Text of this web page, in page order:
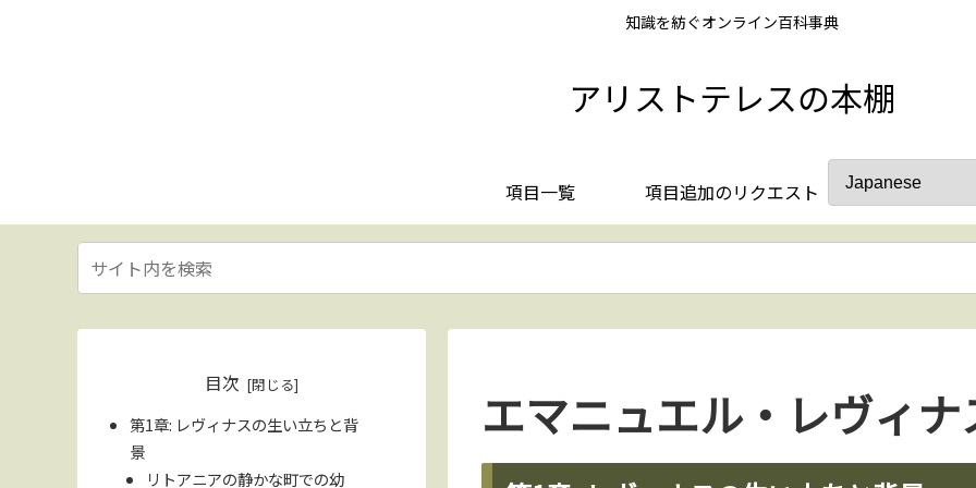
知識を紡ぐオンライン百科事典
アリストテレスの本棚
項目一覧 項目追加のリクエスト
エマニュエル・レヴィナ
目次
第1章: レヴィナスの生い立ちと背
景
リトアニアの静かな町での幼